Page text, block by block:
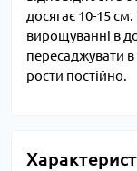
досягає 10-15
вирощуванні в
пересаджувати
рости постійно.